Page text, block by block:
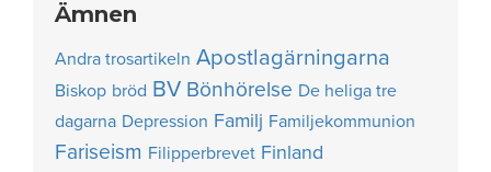
Ämnen
Andra trosartikeln Apostlagärningarna
Biskop bröd BV Bönhörelse De heliga tre
dagarna Depression Familj Familjekommunion
Fariseism Filipperbrevet Finland